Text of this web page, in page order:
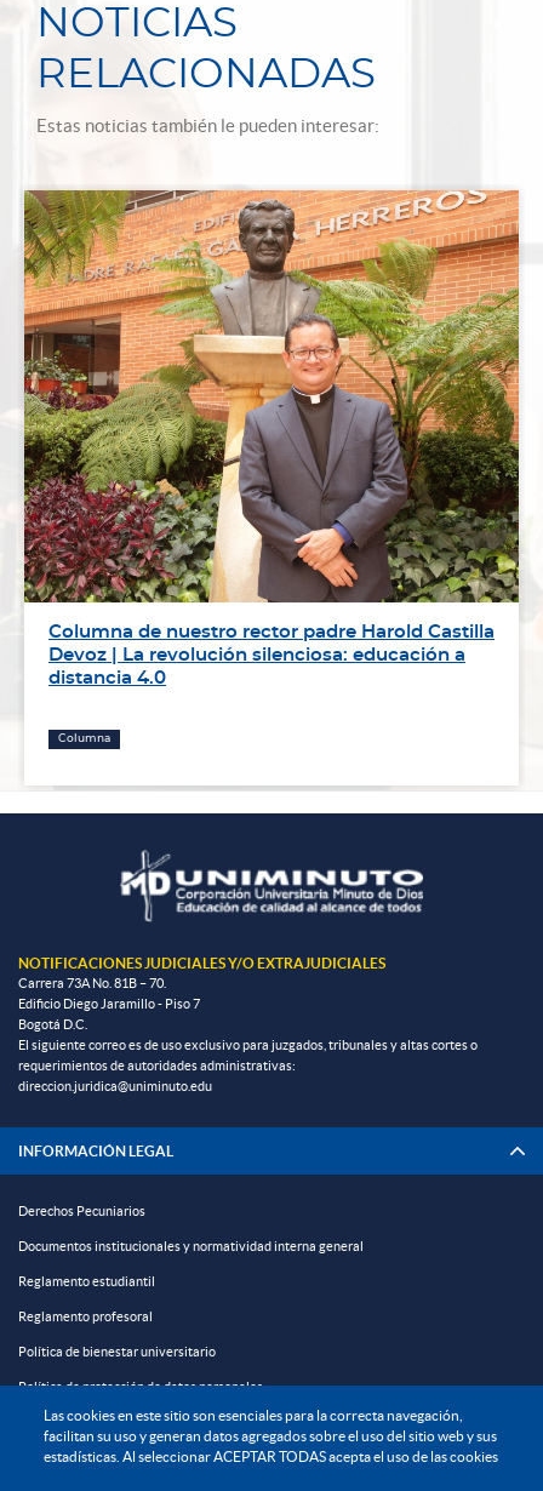
Las cookies en este sitio son esenciales para la correcta navegación,
facilitan su uso y generan datos agregados sobre el uso del sitio web y sus
estadísticas. Al seleccionar ACEPTAR TODAS acepta el uso de las cookies
NOTICIAS
RELACIONADAS
Estas noticias también le pueden interesar:
Columna de nuestro rector padre Harold Castilla
Devoz | La revolución silenciosa: educación a
distancia 4.0
Columna
NOTIFICACIONES JUDICIALES Y/O EXTRAJUDICIALES
Carrera 73A No. 81B – 70.
Edificio Diego Jaramillo - Piso 7
Bogotá D.C.
El siguiente correo es de uso exclusivo para juzgados, tribunales y altas cortes o
requerimientos de autoridades administrativas:
direccion.juridica@uniminuto.edu
INFORMACIÓN LEGAL
Derechos Pecuniarios
Documentos institucionales y normatividad interna general
Reglamento estudiantil
Reglamento profesoral
Política de bienestar universitario
Política de protección de datos personales
EXPLORA